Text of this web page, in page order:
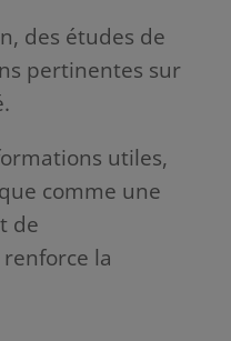
des études de
pertinentes sur
utiles,
comme une
de
la